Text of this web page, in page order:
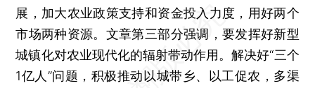
展，加大农业政策支持和资金投入力度，用好两个
市场两种资源。文章第三部分强调，要发挥好新型
城镇化对农业现代化的辐射带动作用。解决好“三个
1亿人”问题，积极推动以城带乡、以工促农，多渠